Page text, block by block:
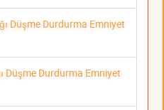
Düşme Durdurma Emniyet
Düşme Durdurma Emniyet